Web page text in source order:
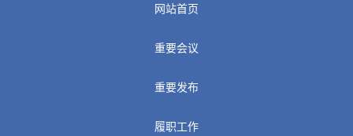
网站首页
重要会议
重要发布
履职工作